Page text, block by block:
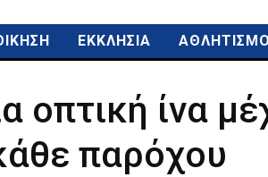
ΕΚΚΛΗΣΙΑ
οπτική ίνα
παρόχου